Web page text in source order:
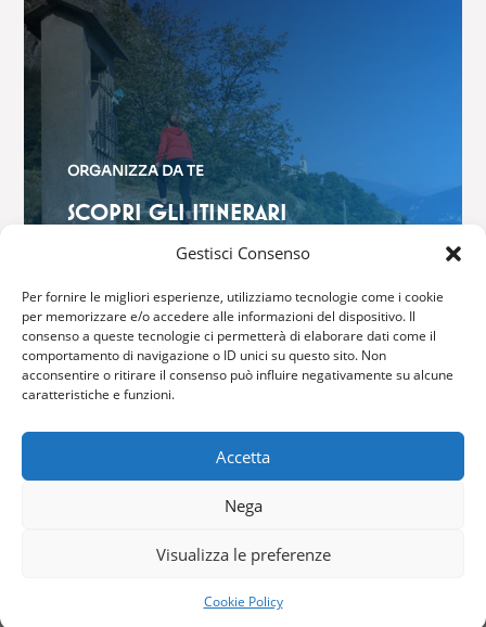
Gestisci Consenso
Per fornire le migliori esperienze, utilizziamo tecnologie come i cookie
per memorizzare e/o accedere alle informazioni del dispositivo. Il
consenso a queste tecnologie ci permetterà di elaborare dati come il
comportamento di navigazione o ID unici su questo sito. Non
acconsentire o ritirare il consenso può influire negativamente su alcune
caratteristiche e funzioni.
Accetta
Nega
Visualizza le preferenze
Cookie Policy
ORGANIZZA DA TE
SCOPRI GLI ITINERARI
GRIANTE CADENABBIA
Via Brentano, 6 – 22011 Griante
Tel: (+39) 0344 40416
Fax: (+39) 0344 42316
Copyright © 2024 – All Right Reserved –